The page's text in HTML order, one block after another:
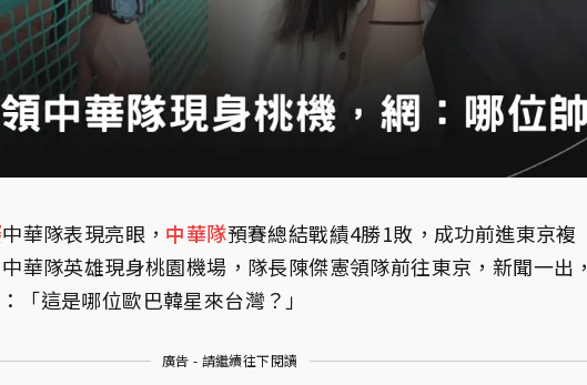
中華隊表現亮眼， 中華隊預賽總結戰績4勝1敗，成功前進東京複
華隊英雄現身桃園機場，隊長陳傑憲領隊前往東京，新聞一出，
「這是哪位歐巴韓星來台灣？」
廣告 - 請繼續往下閱讀